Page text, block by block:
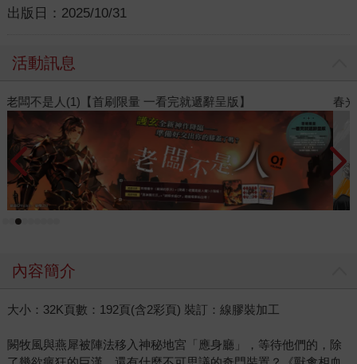
出版日： 2025/10/31
活動訊息
春光ｘ奇幻基地｜全書系展
內容簡介
大小：32K頁數：192頁(含2彩頁) 裝訂：線膠裝加工
闕牧風與燕犀被陣法移入神秘地宮「應身廳」，等待他們的，除